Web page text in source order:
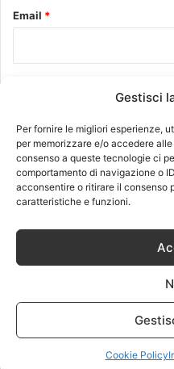
Gestisci
Per fornire le migliori esperienze,
per memorizzare e/o accedere
consenso a queste tecnologie ci
comportamento di navigazione o
acconsentire o ritirare il consenso
caratteristiche e funzioni.
Cookie Policy
Email *
Questo sito utilizza Akismet
vengono elaborati i dati derivati
Come
qualità